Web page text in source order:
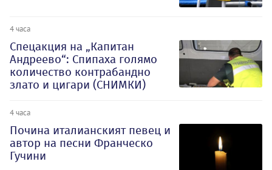
4 часа
Спецакция на „Капитан
Андреево“: Спипаха голямо
количество контрабандно
злато и цигари (СНИМКИ)
4 часа
Почина италианският певец и
автор на песни Франческо
Гучини